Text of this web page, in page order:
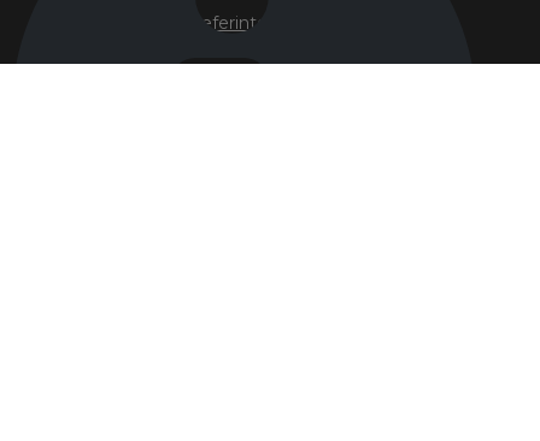
Preferinte cookie-uri